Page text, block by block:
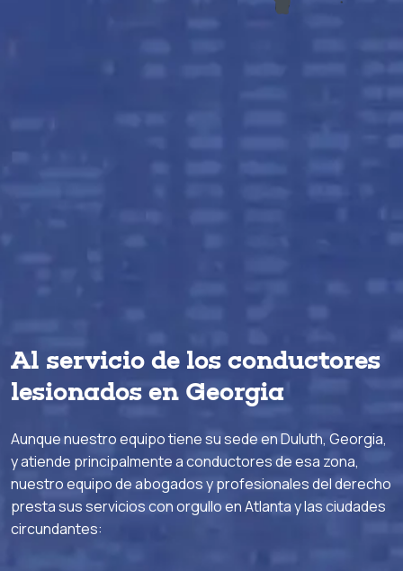
Al servicio de los conductores
lesionados en Georgia
Aunque nuestro equipo tiene su sede en Duluth, Georgia,
y atiende principalmente a conductores de esa zona,
nuestro equipo de abogados y profesionales del derecho
presta sus servicios con orgullo en Atlanta y las ciudades
circundantes: